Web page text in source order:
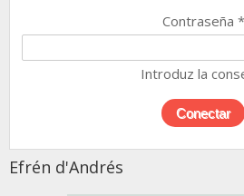
Contraseña *
Introduz la
Efrén d'Andrés